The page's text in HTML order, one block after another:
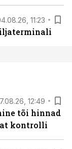
11:23
12:49
tõi hinnad
kontrolli